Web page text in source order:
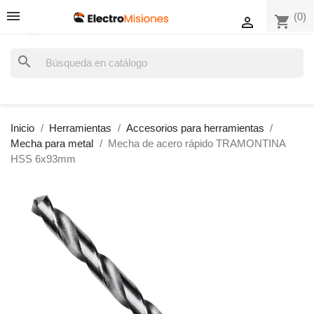
shopping_cart (0)

search
Inicio Herramientas
Accesorios para herramientas
Mecha para metal
Mecha de acero rápido TRAMONTINA
HSS 6x93mm